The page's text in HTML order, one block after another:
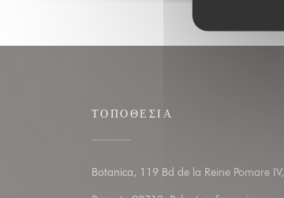
ΤΟΠΟΘΕΣΊΑ
Botanica, 119 Bd de la Reine Pomare IV,